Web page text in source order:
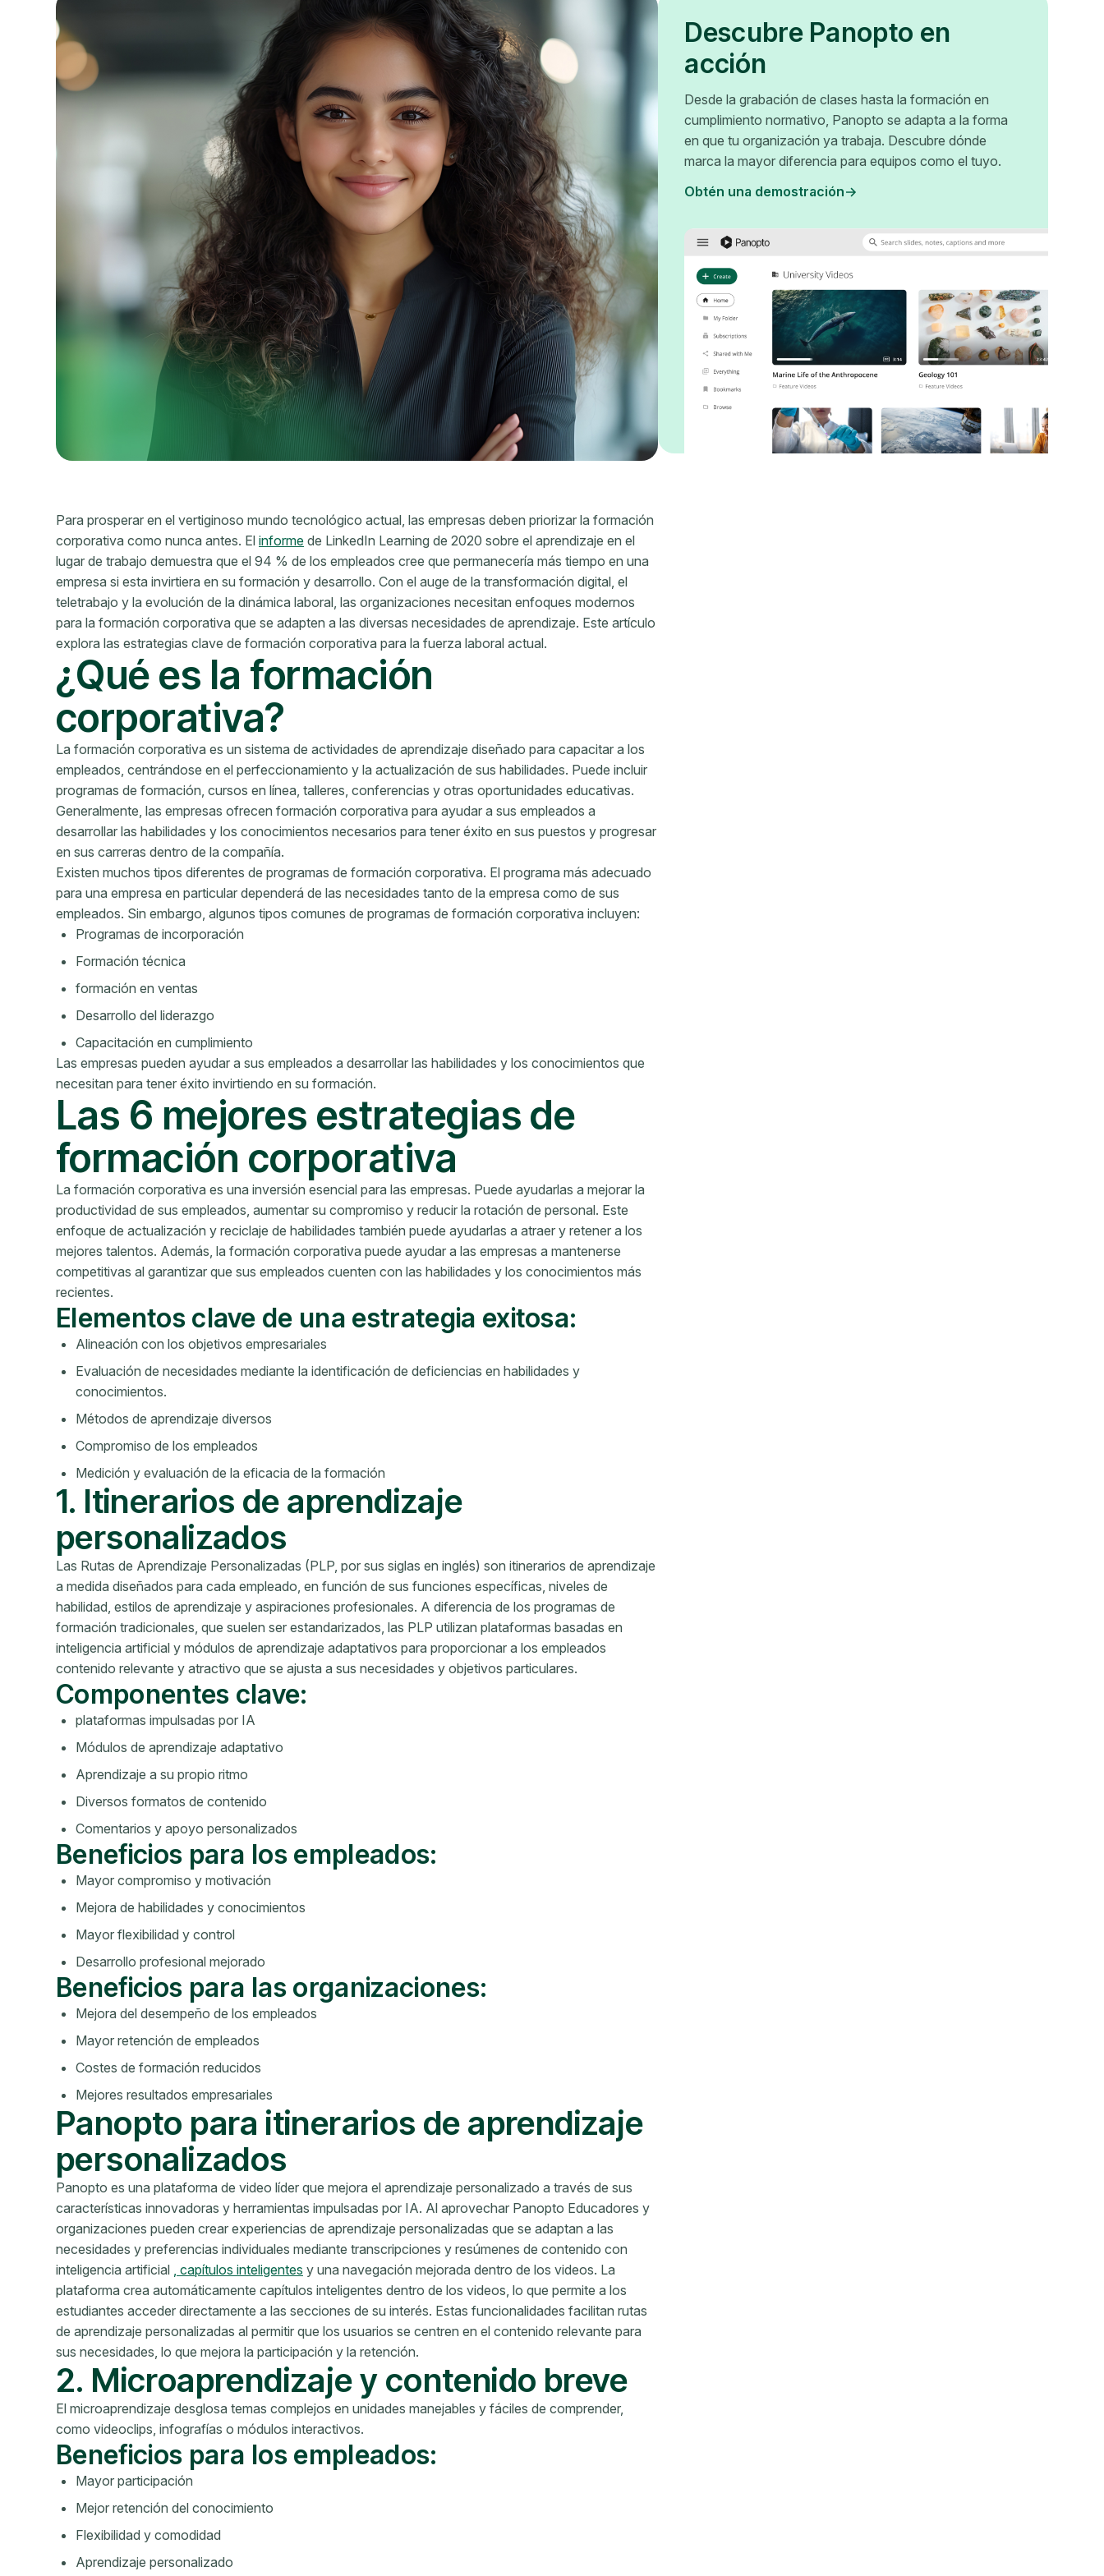
Para prosperar en el vertiginoso mundo tecnológico actual, las empresas deben priorizar la formación
corporativa como nunca antes. El informe de LinkedIn Learning de 2020 sobre el aprendizaje en el
lugar de trabajo demuestra que el 94 % de los empleados cree que permanecería más tiempo en una
empresa si esta invirtiera en su formación y desarrollo. Con el auge de la transformación digital, el
teletrabajo y la evolución de la dinámica laboral, las organizaciones necesitan enfoques modernos
para la formación corporativa que se adapten a las diversas necesidades de aprendizaje. Este artículo
explora las estrategias clave de formación corporativa para la fuerza laboral actual.
¿Qué es la formación
corporativa?
La formación corporativa es un sistema de actividades de aprendizaje diseñado para capacitar a los
empleados, centrándose en el perfeccionamiento y la actualización de sus habilidades. Puede incluir
programas de formación, cursos en línea, talleres, conferencias y otras oportunidades educativas.
Generalmente, las empresas ofrecen formación corporativa para ayudar a sus empleados a
desarrollar las habilidades y los conocimientos necesarios para tener éxito en sus puestos y progresar
en sus carreras dentro de la compañía.
Existen muchos tipos diferentes de programas de formación corporativa. El programa más adecuado
para una empresa en particular dependerá de las necesidades tanto de la empresa como de sus
empleados. Sin embargo, algunos tipos comunes de programas de formación corporativa incluyen:
Programas de incorporación
Formación técnica
formación en ventas
Desarrollo del liderazgo
Capacitación en cumplimiento
Las empresas pueden ayudar a sus empleados a desarrollar las habilidades y los conocimientos que
necesitan para tener éxito invirtiendo en su formación.
Las 6 mejores estrategias de
formación corporativa
La formación corporativa es una inversión esencial para las empresas. Puede ayudarlas a mejorar la
productividad de sus empleados, aumentar su compromiso y reducir la rotación de personal. Este
enfoque de actualización y reciclaje de habilidades también puede ayudarlas a atraer y retener a los
mejores talentos. Además, la formación corporativa puede ayudar a las empresas a mantenerse
competitivas al garantizar que sus empleados cuenten con las habilidades y los conocimientos más
recientes.
Elementos clave de una estrategia exitosa:
Alineación con los objetivos empresariales
Evaluación de necesidades mediante la identificación de deficiencias en habilidades y
conocimientos.
Métodos de aprendizaje diversos
Compromiso de los empleados
Medición y evaluación de la eficacia de la formación
1. Itinerarios de aprendizaje
personalizados
Las Rutas de Aprendizaje Personalizadas (PLP, por sus siglas en inglés) son itinerarios de aprendizaje
a medida diseñados para cada empleado, en función de sus funciones específicas, niveles de
habilidad, estilos de aprendizaje y aspiraciones profesionales. A diferencia de los programas de
formación tradicionales, que suelen ser estandarizados, las PLP utilizan plataformas basadas en
inteligencia artificial y módulos de aprendizaje adaptativos para proporcionar a los empleados
contenido relevante y atractivo que se ajusta a sus necesidades y objetivos particulares.
Componentes clave:
plataformas impulsadas por IA
Módulos de aprendizaje adaptativo
Aprendizaje a su propio ritmo
Diversos formatos de contenido
Comentarios y apoyo personalizados
Beneficios para los empleados:
Mayor compromiso y motivación
Mejora de habilidades y conocimientos
Mayor flexibilidad y control
Desarrollo profesional mejorado
Beneficios para las organizaciones:
Mejora del desempeño de los empleados
Mayor retención de empleados
Costes de formación reducidos
Mejores resultados empresariales
Panopto para itinerarios de aprendizaje
personalizados
Panopto es una plataforma de video líder que mejora el aprendizaje personalizado a través de sus
características innovadoras y herramientas impulsadas por IA. Al aprovechar Panopto Educadores y
organizaciones pueden crear experiencias de aprendizaje personalizadas que se adaptan a las
necesidades y preferencias individuales mediante transcripciones y resúmenes de contenido con
inteligencia artificial , capítulos inteligentes y una navegación mejorada dentro de los videos. La
plataforma crea automáticamente capítulos inteligentes dentro de los videos, lo que permite a los
estudiantes acceder directamente a las secciones de su interés. Estas funcionalidades facilitan rutas
de aprendizaje personalizadas al permitir que los usuarios se centren en el contenido relevante para
sus necesidades, lo que mejora la participación y la retención.
2. Microaprendizaje y contenido breve
El microaprendizaje desglosa temas complejos en unidades manejables y fáciles de comprender,
como videoclips, infografías o módulos interactivos.
Beneficios para los empleados:
Mayor participación
Mejor retención del conocimiento
Flexibilidad y comodidad
Aprendizaje personalizado
Descubre Panopto en
acción
Desde la grabación de clases hasta la formación en
cumplimiento normativo, Panopto se adapta a la forma
en que tu organización ya trabaja. Descubre dónde
marca la mayor diferencia para equipos como el tuyo.
Obtén una demostración